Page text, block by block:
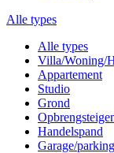
Alle types
Alle types
Villa/Woning/
Appartement
Studio
Grond
Handelspand
Garage/parking